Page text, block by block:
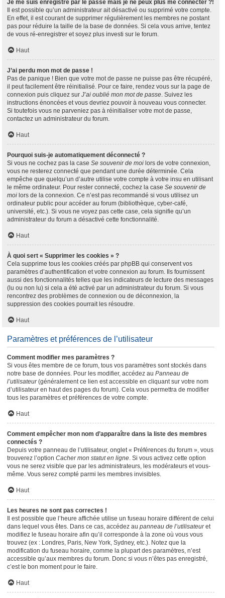
Je me suis enregistré par le passé mais je ne peux plus me connecter ?!
Il est possible qu’un administrateur ait désactivé ou supprimé votre compte.
En effet, il est courant de supprimer régulièrement les membres ne postant
pas pour réduire la taille de la base de données. Si cela vous arrive, tentez
de vous ré-enregistrer et soyez plus investi sur le forum.
Haut
J’ai perdu mon mot de passe !
Pas de panique ! Bien que votre mot de passe ne puisse pas être récupéré,
il peut facilement être réinitialisé. Pour ce faire, rendez vous sur la page de
connexion puis cliquez sur J’ai oublié mon mot de passe. Suivez les
instructions énoncées et vous devriez pouvoir à nouveau vous connecter.
Si toutefois vous ne parveniez pas à réinitialiser votre mot de passe,
contactez un administrateur du forum.
Haut
Pourquoi suis-je automatiquement déconnecté ?
Si vous ne cochez pas la case Se souvenir de moi lors de votre connexion,
vous ne resterez connecté que pendant une durée déterminée. Cela
empêche que quelqu’un d’autre utilise votre compte à votre insu en utilisant
le même ordinateur. Pour rester connecté, cochez la case Se souvenir de
moi lors de la connexion. Ce n’est pas recommandé si vous utilisez un
ordinateur public pour accéder au forum (bibliothèque, cyber-café,
université, etc.). Si vous ne voyez pas cette case, cela signifie qu’un
administrateur du forum a désactivé cette fonctionnalité.
Haut
À quoi sert « Supprimer les cookies » ?
Cela supprime tous les cookies créés par phpBB qui conservent vos
paramètres d’authentification et votre connexion au forum. Ils fournissent
aussi des fonctionnalités telles que les indicateurs de lecture des messages
(lu ou non lu) si cela a été activé par un administrateur du forum. Si vous
rencontrez des problèmes de connexion ou de déconnexion, la
suppression des cookies pourrait les résoudre.
Haut
Paramètres et préférences de l’utilisateur
Comment modifier mes paramètres ?
Si vous êtes membre de ce forum, tous vos paramètres sont stockés dans
notre base de données. Pour les modifier, accédez au Panneau de
l’utilisateur(généralement ce lien est accessible en cliquant sur votre nom
d’utilisateur en haut des pages du forum). Cela vous permettra de modifier
tous les paramètres et préférences de votre compte.
Haut
Comment empêcher mon nom d’apparaître dans la liste des membres
connectés ?
Depuis votre panneau de l’utilisateur, onglet « Préférences du forum », vous
trouverez l’option Cacher mon statut en ligne. Si vous activez cette option
vous ne serez visible que par les administrateurs, les modérateurs et vous-
même. Vous serez compté parmi les membres invisibles.
Haut
Les heures ne sont pas correctes !
Il est possible que l’heure affichée utilise un fuseau horaire différent de celui
dans lequel vous êtes. Dans ce cas, accédez au panneau de l’utilisateuret
modifiez le fuseau horaire afin qu’il corresponde à la zone où vous vous
trouvez (ex : Londres, Paris, New York, Sydney, etc.). Notez que la
modification du fuseau horaire, comme la plupart des paramètres, n’est
accessible qu’aux membres du forum. Donc si vous n’êtes pas enregistré,
c’est le bon moment pour le faire.
Haut